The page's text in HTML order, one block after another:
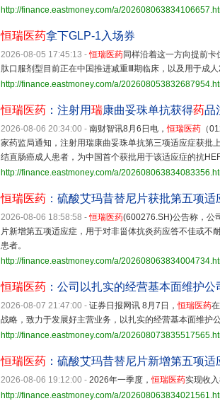
http://finance.eastmoney.com/a/
恒瑞医药拿下GLP-1入场券
2026-08-05 17:45:13 -恒瑞医药同样沿着这一方向提前
肽口服剂型目前正在中国推进减重Ⅲ期临床，以及用于成
http://finance.eastmoney.com/a/
恒瑞医药 ：注射用瑞康曲妥珠单抗获得药品
2026-08-06 20:34:00 - 南财智讯8月6日电，恒瑞医药 （
家药监局通知，注射用瑞康曲妥珠单抗第三项适应症获批
结直肠癌成人患者，为中国首个获批用于该适应症的抗
http://finance.eastmoney.com/a/
恒瑞医药 ：硫酸艾玛昔替尼片获批第五项适
2026-08-06 18:58:58 -恒瑞医药(600276.SH)公告称，公
片新增第五项适应症，用于对非甾体抗炎药应答不佳或
患者。
http://finance.eastmoney.com/a/
恒瑞医药 ：公司以扎实的经营基本面维护
2026-08-07 21:47:00 - 证券日报网讯 8月7日，恒瑞医药
战略，致力于发展好主营业务，以扎实的经营基本面维护
http://finance.eastmoney.com/a/
恒瑞医药 ：硫酸艾玛昔替尼片新增第五项适
2026-08-06 19:12:00 - 2026年一季度，恒瑞医药实现收
http://finance.eastmoney.com/a/